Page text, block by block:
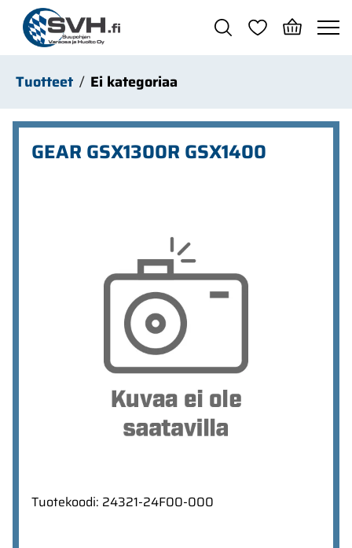
Siirry pääsisältöön
Tuotteet Ei kategoriaa
GEAR GSX1300R GSX1400
Tuotekoodi: 24321-24F00-000